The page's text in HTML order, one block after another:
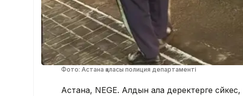
Фото: Астана қаласы полиция департаменті
Астана, NEGE. Алдын ала деректерге